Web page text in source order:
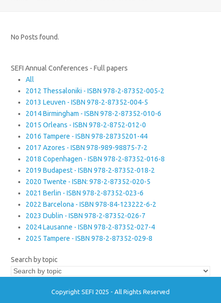
No Posts found.
SEFI Annual Conferences - Full papers
All
2012 Thessaloniki - ISBN 978-2-87352-005-2
2013 Leuven - ISBN 978-2-87352-004-5
2014 Birmingham - ISBN 978-2-87352-010-6
2015 Orleans - ISBN 978-2-8752-012-0
2016 Tampere - ISBN 978-28735201-44
2017 Azores - ISBN 978-989-98875-7-2
2018 Copenhagen - ISBN 978-2-87352-016-8
2019 Budapest - ISBN 978-2-87352-018-2
2020 Twente - ISBN: 978-2-87352-020-5
2021 Berlin - ISBN 978-2-87352-023-6
2022 Barcelona - ISBN 978-84-123222-6-2
2023 Dublin - ISBN 978-2-87352-026-7
2024 Lausanne - ISBN 978-2-87352-027-4
2025 Tampere - ISBN 978-2-87352-029-8
Search by topic
Copyright SEFI 2025 - All Rights Reserved